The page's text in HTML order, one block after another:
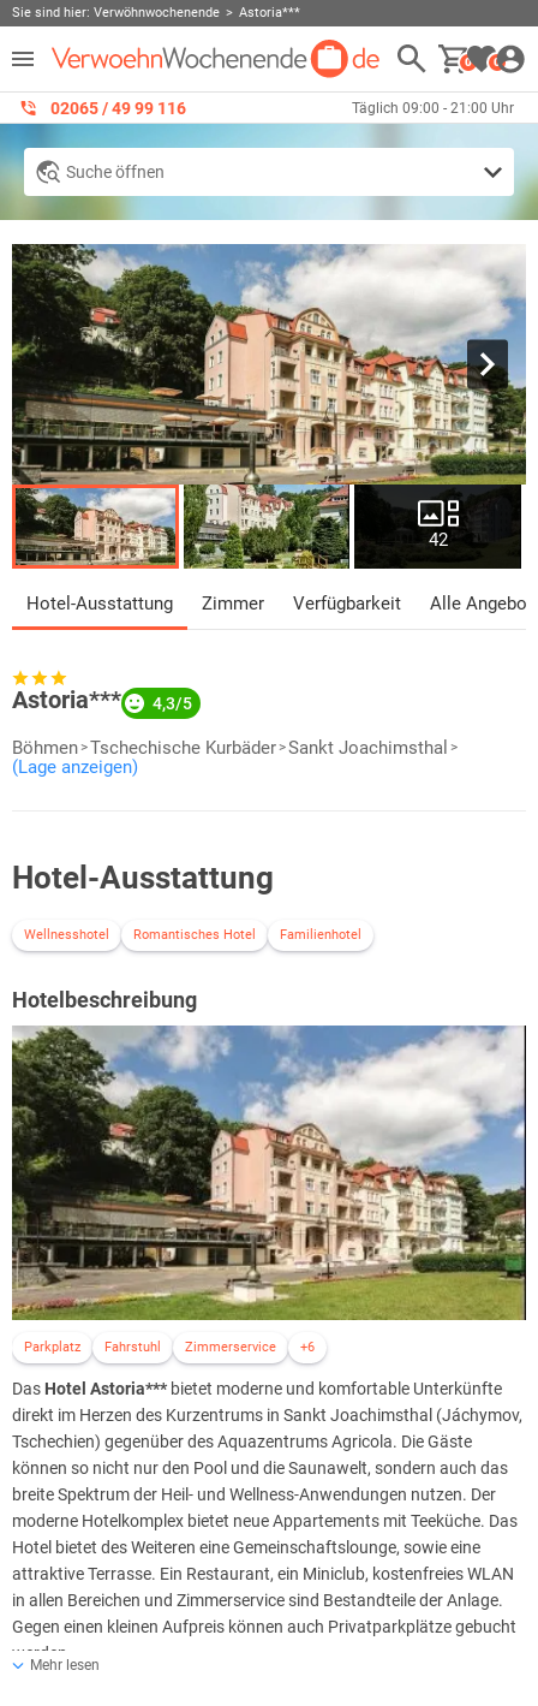
Sie sind hier: Verwöhnwochenende Astoria***
0 0
02065 / 49 ‌99 116 Täglich 09:00 - 21:00 Uhr
Suche öffnen
42
Hotel-Ausstattung Zimmer Verfügbarkeit Alle
Astoria*** 4,3/5
Böhmen Tschechische Kurbäder Sankt Joachimsthal
(Lage anzeigen)
Hotel-Ausstattung
Wellnesshotel Romantisches Hotel Familienhotel
Hotelbeschreibung
Parkplatz Fahrstuhl Zimmerservice +6
Das Hotel Astoria*** bietet moderne und komfortable Unterkünfte
direkt im Herzen des Kurzentrums in Sankt Joachimsthal (Jáchymov,
Tschechien) gegenüber des Aquazentrums Agricola. Die Gäste
können so nicht nur den Pool und die Saunawelt, sondern auch das
breite Spektrum der Heil- und Wellness-Anwendungen nutzen. Der
moderne Hotelkomplex bietet neue Appartements mit Teeküche. Das
Hotel bietet des Weiteren eine Gemeinschaftslounge, sowie eine
attraktive Terrasse. Ein Restaurant, ein Miniclub, kostenfreies WLAN
in allen Bereichen und Zimmerservice sind Bestandteile der Anlage.
Gegen einen kleinen Aufpreis können auch Privatparkplätze gebucht
werden.
Mehr lesen